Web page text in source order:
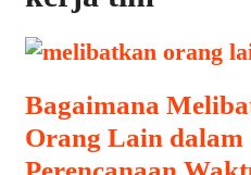
Bagaimana
Orang Lain dalam